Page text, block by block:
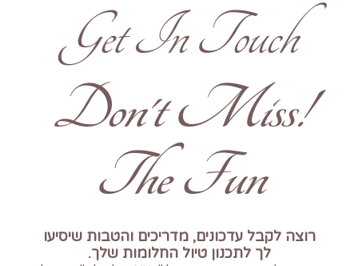
Get In Touch
!Don't Miss
The Fun